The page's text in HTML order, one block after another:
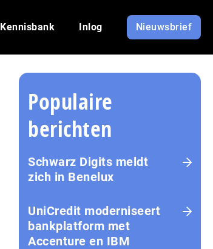
Kennisbank Inlog Nieuwsbrief
Populaire
berichten
Schwarz Digits meldt
zich in Benelux
UniCredit moderniseert
bankplatform met
Accenture en IBM